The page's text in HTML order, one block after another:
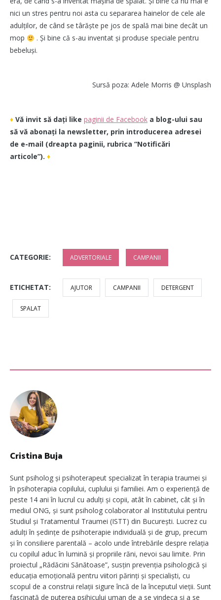
nici un stres pentru noi asta cu separarea hainelor de cele ale
adulților, de când se târăște pe jos de spală mai bine decât un
mop
. Și bine că s-au inventat și produse speciale pentru
bebeluși.
Sursă poza: Adele Morris @ Unsplash
♦ Vă invit să dați like paginii de Facebook a blog-ului sau
să vă abonați la newsletter, prin introducerea adresei
de e-mail (dreapta paginii, rubrica “Notificări
articole”). ♦
CATEGORIE: ADVERTORIALE CAMPANII
ETICHETAT: AJUTOR CAMPANII DETERGENT
SPALAT
Cristina Buja
Sunt psiholog și psihoterapeut specializat în terapia traumei și
în psihoterapia copilului, cuplului și familiei. Am o experiență de
peste 14 ani în lucrul cu adulți și copii, atât în cabinet, cât și în
mediul ONG, și sunt psiholog colaborator al Institutului pentru
Studiul și Tratamentul Traumei (ISTT) din București. Lucrez cu
adulți în ședințe de psihoterapie individuală și de grup, precum
și în consiliere parentală – acolo unde întrebările despre relația
cu copilul aduc în lumină și propriile răni, nevoi sau limite. Prin
proiectul „Rădăcini Sănătoase”, susțin prevenția psihologică și
educația emoțională pentru viitori părinți și specialiști, cu
scopul de a construi relații sigure încă de la începutul vieții. Sunt
fascinată de puterea psihicului uman de a se vindeca și a se